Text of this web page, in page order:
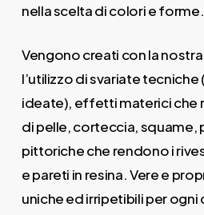
nella scelta di colori e forme.
Vengono creati con la
l’utilizzo di svariate
ideate), effetti materici che
di pelle, corteccia, squame,
pittoriche che rendono i
e pareti in resina. Vere e
uniche ed irripetibili per ogni